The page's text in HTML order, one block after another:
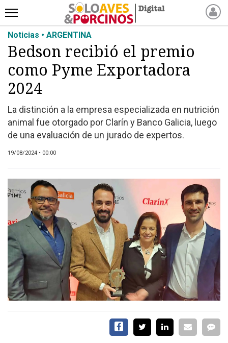
INICIO
NOTICIAS RECIENTES
NOTICIAS
ARTÍCULOS
PROCESO
PRODUCTO
EVENTOS Y
CAPACITACIONES
DIRECTORIO
CALENDARIO
MEDIA KIT
SERVICIOS
Noticias • ARGENTINA
Bedson recibió el premio
como Pyme Exportadora
2024
La distinción a la empresa especializada en nutrición
animal fue otorgado por Clarín y Banco Galicia, luego
de una evaluación de un jurado de expertos.
19/08/2024 • 00:00